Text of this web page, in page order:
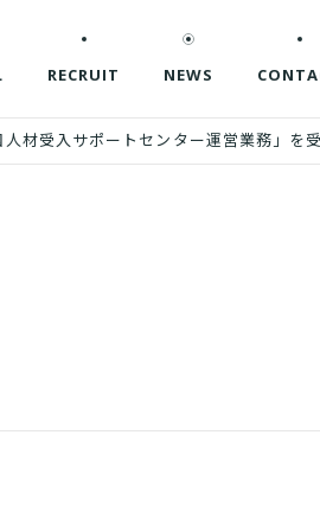
RECRUIT NEWS
材受入サポートセンター運営業務」を